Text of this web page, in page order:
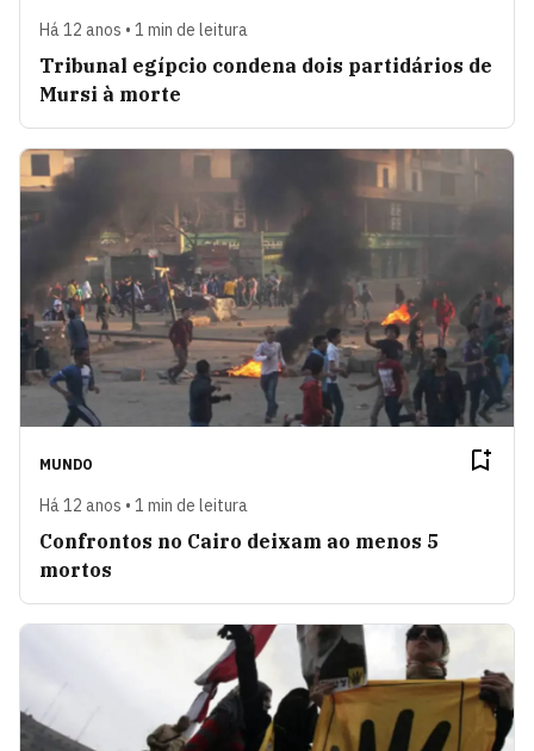
Há 12 anos • 1 min de leitura
Tribunal egípcio condena dois partidários de
Mursi à morte
MUNDO
Há 12 anos • 1 min de leitura
Confrontos no Cairo deixam ao menos 5
mortos